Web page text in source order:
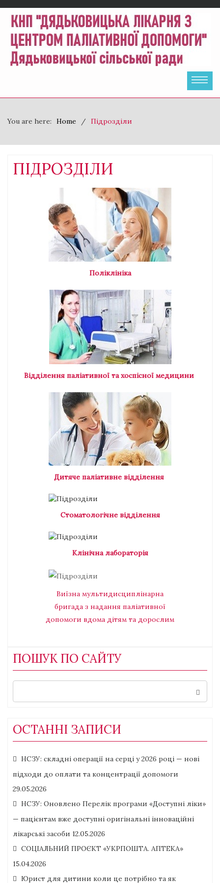
You are here: Home Підрозділи
ПІДРОЗДІЛИ
Поліклініка
Відділення паліативної та хоспісної медицини
Дитяче паліативне відділення
Стоматологічне відділення
Клінічна лабораторія
Виїзна мультидисциплінарна
бригада з надання паліативної
допомоги вдома дітям та дорослим
ПОШУК ПО САЙТУ
Search
ОСТАННІ ЗАПИСИ
НСЗУ: складні операції на серці у 2026 році — нові
підходи до оплати та концентрації допомоги
29.05.2026
НСЗУ: Оновлено Перелік програми «Доступні ліки»
— пацієнтам вже доступні оригінальні інноваційні
лікарські засоби 12.05.2026
СОЦІАЛЬНИЙ ПРОЄКТ «УКРПОШТА. АПТЕКА»
15.04.2026
Юрист для дитини коли це потрібно та як